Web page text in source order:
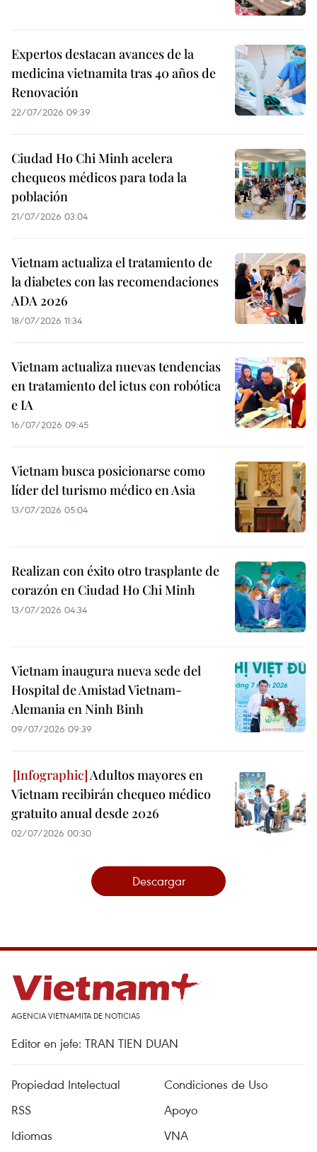
Expertos destacan avances de la
medicina vietnamita tras 40 años de
Renovación
22/07/2026 09:39
Ciudad Ho Chi Minh acelera
chequeos médicos para toda la
población
21/07/2026 03:04
Vietnam actualiza el tratamiento de
la diabetes con las recomendaciones
ADA 2026
18/07/2026 11:34
Vietnam actualiza nuevas tendencias
en tratamiento del ictus con robótica
e IA
16/07/2026 09:45
Vietnam busca posicionarse como
líder del turismo médico en Asia
13/07/2026 05:04
Realizan con éxito otro trasplante de
corazón en Ciudad Ho Chi Minh
13/07/2026 04:34
Vietnam inaugura nueva sede del
Hospital de Amistad Vietnam-
Alemania en Ninh Binh
09/07/2026 09:39
Adultos mayores en
Vietnam recibirán chequeo médico
gratuito anual desde 2026
02/07/2026 00:30
Descargar
AGENCIA VIETNAMITA DE NOTICIAS
Editor en jefe: TRAN TIEN DUAN
Propiedad Intelectual
Condiciones de Uso
RSS
Apoyo
Idiomas
VNA